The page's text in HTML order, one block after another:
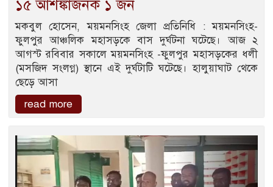
১৫ আশঙ্কাজনক ১ জন
মকবুল হোসেন, ময়মনসিংহ জেলা প্রতিনিধি : ময়মনসিংহ-
ফুলপুর আঞ্চলিক মহাসড়কে বাস দুর্ঘটনা ঘটেছে। আজ ২
আগস্ট রবিবার সকালে ময়মনসিংহ -ফুলপুর মহাসড়কের ধলী
(মসজিদ সংলগ্ন) স্থানে এই দুর্ঘটাটি ঘটেছে। হালুয়াঘাট থেকে
ছেড়ে আসা
read more